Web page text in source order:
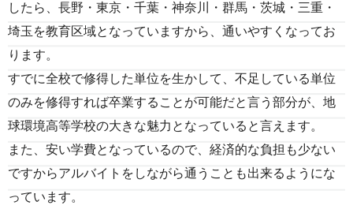
したら、長野・東京・千葉・神奈川・群馬・茨城・三重・
埼玉を教育区域となっていますから、通いやすくなってお
ります。
すでに全校で修得した単位を生かして、不足している単位
のみを修得すれば卒業することが可能だと言う部分が、地
球環境高等学校の大きな魅力となっていると言えます。
また、安い学費となっているので、経済的な負担も少ない
ですからアルバイトをしながら通うことも出来るようにな
っています。